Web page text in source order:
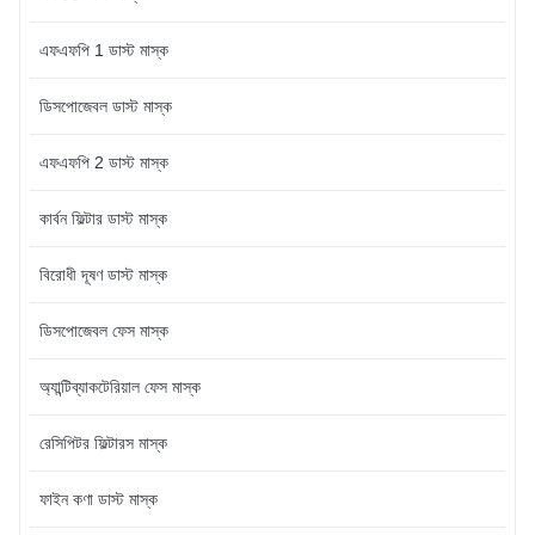
comfortable and easy to use.
Polypropylene Shell-shaped
এফএফপি 1 ডাস্ট মাস্ক
ডিসপোজেবল ডাস্ট মাস্ক
এফএফপি 2 ডাস্ট মাস্ক
কার্বন ফিল্টার ডাস্ট মাস্ক
বিরোধী দূষণ ডাস্ট মাস্ক
ডিসপোজেবল ফেস মাস্ক
অ্যান্টিব্যাকটেরিয়াল ফেস মাস্ক
রেসিপিটর ফিল্টারস মাস্ক
ফাইন কণা ডাস্ট মাস্ক